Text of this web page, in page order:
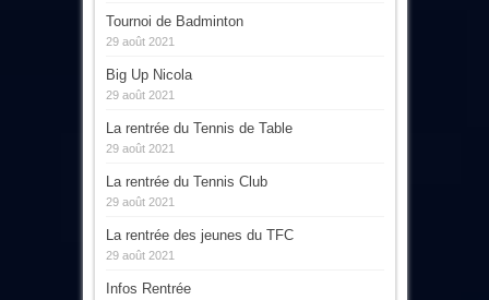
Tournoi de Badminton
29 août 2021
Big Up Nicola
29 août 2021
La rentrée du Tennis de Table
29 août 2021
La rentrée du Tennis Club
29 août 2021
La rentrée des jeunes du TFC
29 août 2021
Infos Rentrée